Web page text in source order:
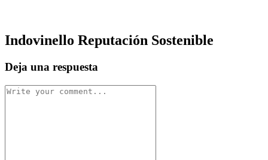
Indovinello Reputación Sostenible
Deja una respuesta